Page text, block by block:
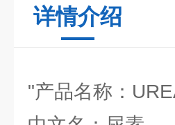
详情介绍
"产品名称：